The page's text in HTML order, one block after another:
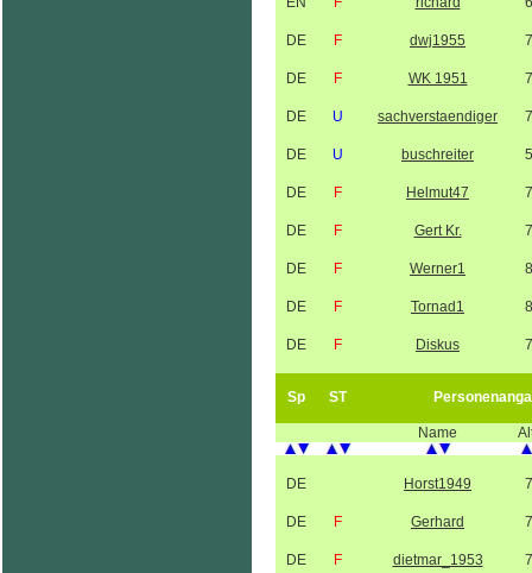
DE F dwj1955
DE F WK 1951
DE U sachverstaendiger
DE U buschreiter
DE F Helmut47
DE F Gert Kr.
DE F Werner1
DE F Tornad1
DE F Diskus
Sp ST
Name
DE Horst1949
DE F Gerhard
DE F dietmar_1953